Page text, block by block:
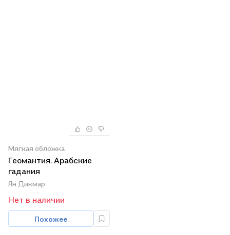
Мягкая обложка
Геомантия. Арабские
гадания
Ян Дикмар
Нет в наличии
Похожее